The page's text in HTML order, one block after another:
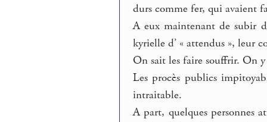
durs comme fer, qui avaient
A eux maintenant de subir
kyrielle d’ « attendus », leur
On sait les faire souffrir. On
Les procès publics
intraitable.
A part, quelques personnes